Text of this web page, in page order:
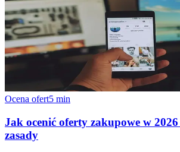
Ocena ofert5 min
Jak ocenić oferty zakupowe w
zasady